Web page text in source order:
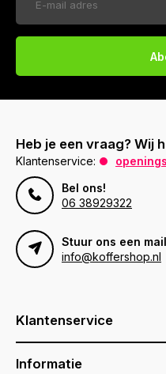
Heb je een vraag? Wij
Klantenservice:
Bel ons!
06 38929322
Stuur ons een
info@koffershop.nl
Klantenservice
Informatie